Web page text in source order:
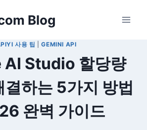
Blog
사용 팁 |GEMINI API
Studio 할당량
결하는 5가지 방법
완벽 가이드